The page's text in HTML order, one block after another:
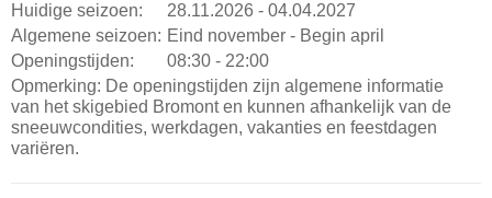
Huidige seizoen:
28.11.2026 - 04.04.2027
Algemene seizoen: Eind november - Begin april
Openingstijden:
08:30 - 22:00
Opmerking: De openingstijden zijn algemene informatie
van het skigebied Bromont en kunnen afhankelijk van de
sneeuwcondities, werkdagen, vakanties en feestdagen
variëren.